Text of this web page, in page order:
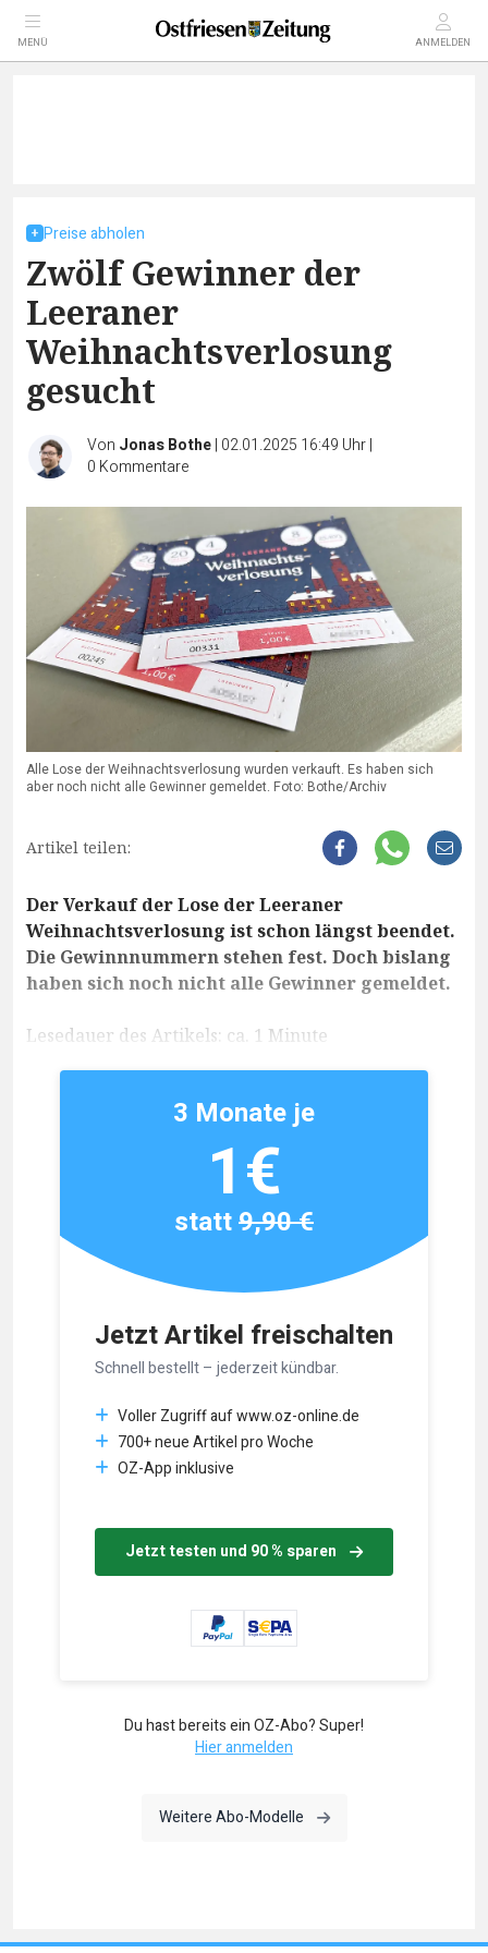
MENÜ ANMELDEN
Preise abholen
Zwölf Gewinner der
Leeraner
Weihnachtsverlosung
gesucht
Von Jonas Bothe| 02.01.2025 16:49 Uhr|
0 Kommentare
Alle Lose der Weihnachtsverlosung wurden verkauft. Es haben sich
aber noch nicht alle Gewinner gemeldet. Foto: Bothe/Archiv
Artikel teilen:
Der Verkauf der Lose der Leeraner
Weihnachtsverlosung ist schon längst beendet.
Die Gewinnnummern stehen fest. Doch bislang
haben sich noch nicht alle Gewinner gemeldet.
Lesedauer des Artikels: ca. 1 Minute
Jetzt Artikel freischalten
Schnell bestellt – jederzeit kündbar.
Voller Zugriff auf www.oz-online.de
700+ neue Artikel pro Woche
OZ-App inklusive
Jetzt testen und 90 % sparen
3 Monate je
1€
statt9,90 €
Du hast bereits ein OZ-Abo? Super!
Hier anmelden
Weitere Abo-Modelle